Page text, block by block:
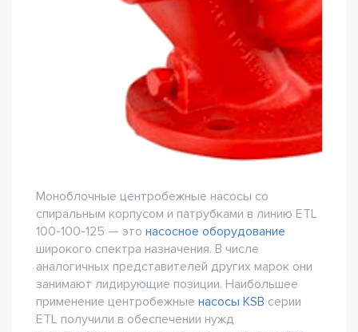
Моноблочные центробежные насосы со
спиральным корпусом и патрубками в линию ETL
100-100-125 — это насосное оборудование
широкого спектра назначения. В числе
аналогичных представителей других марок они
занимают лидирующие позиции. Наибольшее
применение центробежные насосы KSB серии
ETL получили в обеспечении нужд